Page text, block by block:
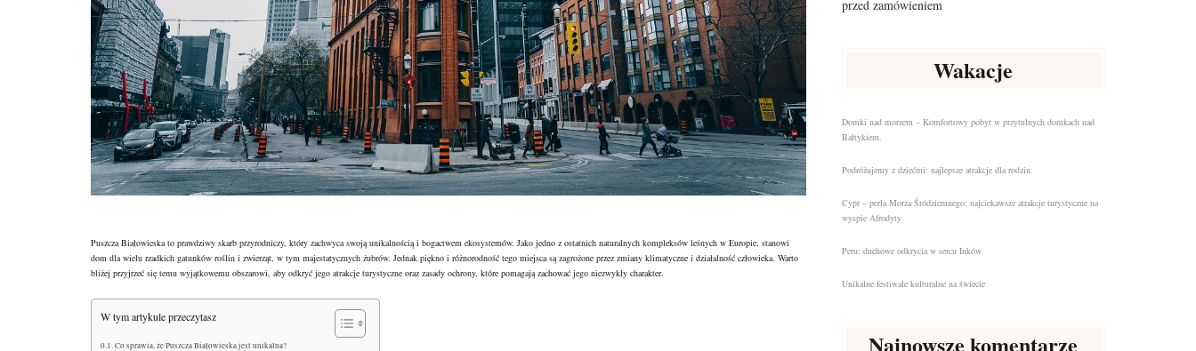
Puszcza Białowieska to prawdziwy skarb przyrodniczy, który zachwyca swoją unikalnością i bogactwem ekosystemów. Jako jedno z ostatnich naturalnych kompleksów leśnych w Europie, stanowi
dom dla wielu rzadkich gatunków roślin i zwierząt, w tym majestatycznych żubrów. Jednak piękno i różnorodność tego miejsca są zagrożone przez zmiany klimatyczne i działalność człowieka. Warto
bliżej przyjrzeć się temu wyjątkowemu obszarowi, aby odkryć jego atrakcje turystyczne oraz zasady ochrony, które pomagają zachować jego niezwykły charakter.
W tym artykule przeczytasz
Co sprawia, że Puszcza Białowieska jest unikalna?
przed zamówieniem
Wakacje
Domki nad morzem – Komfortowy pobyt w przytulnych domkach nad
Bałtykiem.
Podróżujemy z dziećmi: najlepsze atrakcje dla rodzin
Cypr – perła Morza Śródziemnego: najciekawsze atrakcje turystyczne na
wyspie Afrodyty
Peru: duchowe odkrycia w sercu Inków
Unikalne festiwale kulturalne na świecie
Najnowsze komentarze